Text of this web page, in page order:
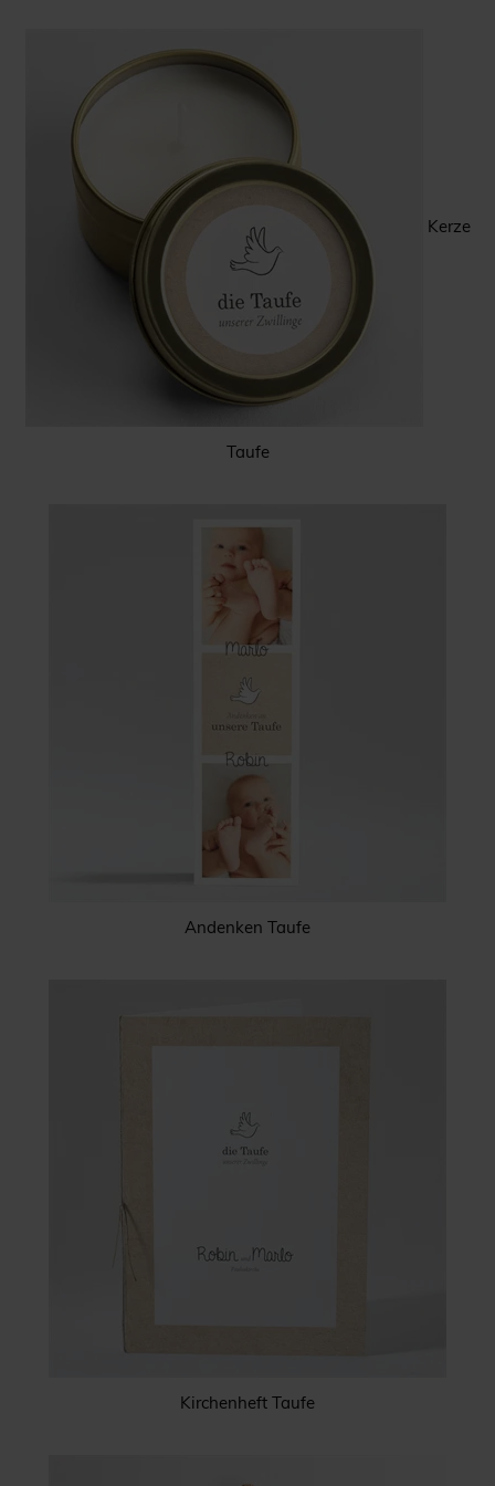
Kerze
Taufe
Andenken Taufe
Kirchenheft Taufe